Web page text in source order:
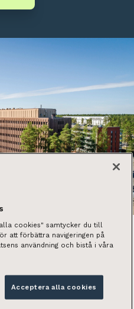
26 m², 10,5 m² ja 15,5
liikenneyhteyksien
cookies" samtycker du till
att förbättra navigeringen på
användning och bistå i våra
Acceptera alla cookies